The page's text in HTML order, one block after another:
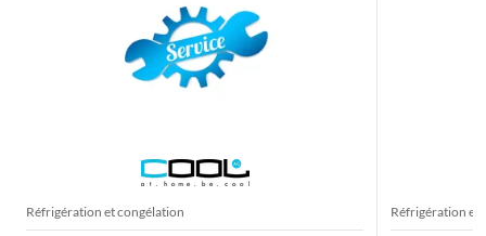
Réfrigération et congélation Réfrigération et